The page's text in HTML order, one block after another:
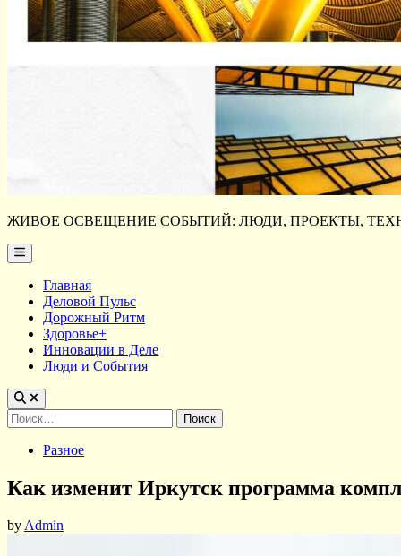
ЖИВОЕ ОСВЕЩЕНИЕ СОБЫТИЙ: ЛЮДИ, ПРОЕКТЫ,
Main
Menu
Главная
Деловой Пульс
Дорожный Ритм
Здоровье+
Инновации в Деле
Люди и События
Найти:
PostedРазное
Как изменит Иркутск программа
byAdmin